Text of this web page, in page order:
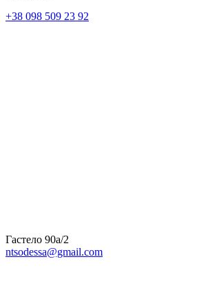
+38 098 509 23 92
Гастело 90а/2
ntsodessa@gmail.com